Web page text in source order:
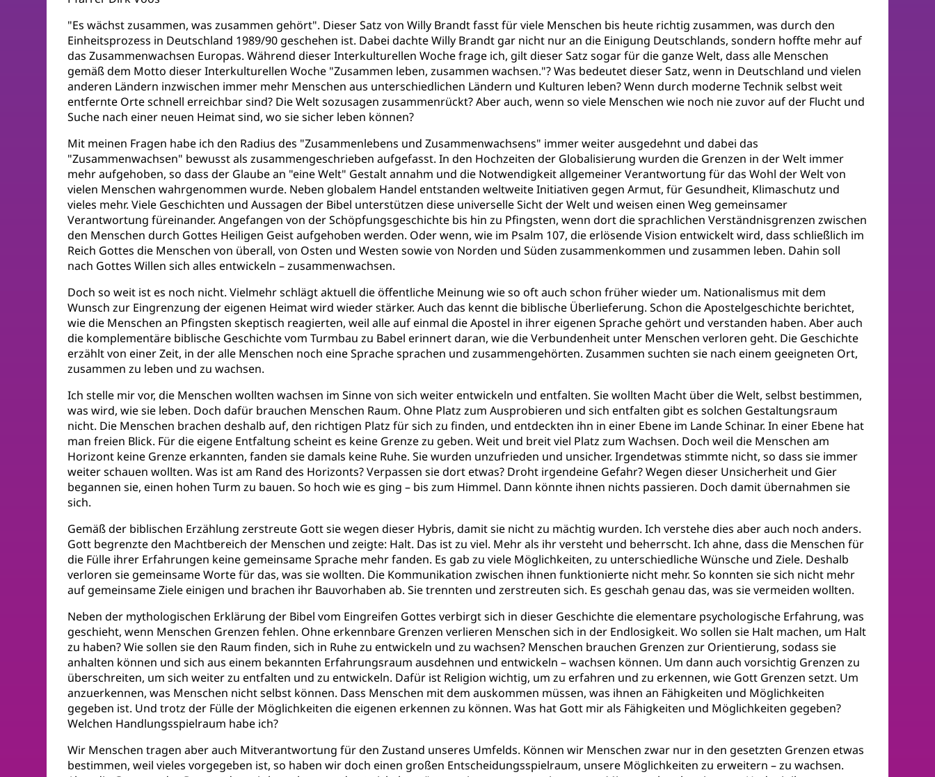
"Es wächst zusammen, was zusammen gehört". Dieser Satz von Willy Brandt fasst für viele Menschen bis heute richtig zusammen, was durch den
Einheitsprozess in Deutschland 1989/90 geschehen ist. Dabei dachte Willy Brandt gar nicht nur an die Einigung Deutschlands, sondern hoffte mehr auf
das Zusammenwachsen Europas. Während dieser Interkulturellen Woche frage ich, gilt dieser Satz sogar für die ganze Welt, dass alle Menschen
gemäß dem Motto dieser Interkulturellen Woche "Zusammen leben, zusammen wachsen."? Was bedeutet dieser Satz, wenn in Deutschland und vielen
anderen Ländern inzwischen immer mehr Menschen aus unterschiedlichen Ländern und Kulturen leben? Wenn durch moderne Technik selbst weit
entfernte Orte schnell erreichbar sind? Die Welt sozusagen zusammenrückt? Aber auch, wenn so viele Menschen wie noch nie zuvor auf der Flucht und
Suche nach einer neuen Heimat sind, wo sie sicher leben können?
Mit meinen Fragen habe ich den Radius des "Zusammenlebens und Zusammenwachsens" immer weiter ausgedehnt und dabei das
"Zusammenwachsen" bewusst als zusammengeschrieben aufgefasst. In den Hochzeiten der Globalisierung wurden die Grenzen in der Welt immer
mehr aufgehoben, so dass der Glaube an "eine Welt" Gestalt annahm und die Notwendigkeit allgemeiner Verantwortung für das Wohl der Welt von
vielen Menschen wahrgenommen wurde. Neben globalem Handel entstanden weltweite Initiativen gegen Armut, für Gesundheit, Klimaschutz und
vieles mehr. Viele Geschichten und Aussagen der Bibel unterstützen diese universelle Sicht der Welt und weisen einen Weg gemeinsamer
Verantwortung füreinander. Angefangen von der Schöpfungsgeschichte bis hin zu Pfingsten, wenn dort die sprachlichen Verständnisgrenzen zwischen
den Menschen durch Gottes Heiligen Geist aufgehoben werden. Oder wenn, wie im Psalm 107, die erlösende Vision entwickelt wird, dass schließlich im
Reich Gottes die Menschen von überall, von Osten und Westen sowie von Norden und Süden zusammenkommen und zusammen leben. Dahin soll
nach Gottes Willen sich alles entwickeln – zusammenwachsen.
Doch so weit ist es noch nicht. Vielmehr schlägt aktuell die öffentliche Meinung wie so oft auch schon früher wieder um. Nationalismus mit dem
Wunsch zur Eingrenzung der eigenen Heimat wird wieder stärker. Auch das kennt die biblische Überlieferung. Schon die Apostelgeschichte berichtet,
wie die Menschen an Pfingsten skeptisch reagierten, weil alle auf einmal die Apostel in ihrer eigenen Sprache gehört und verstanden haben. Aber auch
die komplementäre biblische Geschichte vom Turmbau zu Babel erinnert daran, wie die Verbundenheit unter Menschen verloren geht. Die Geschichte
erzählt von einer Zeit, in der alle Menschen noch eine Sprache sprachen und zusammengehörten. Zusammen suchten sie nach einem geeigneten Ort,
zusammen zu leben und zu wachsen.
Ich stelle mir vor, die Menschen wollten wachsen im Sinne von sich weiter entwickeln und entfalten. Sie wollten Macht über die Welt, selbst bestimmen,
was wird, wie sie leben. Doch dafür brauchen Menschen Raum. Ohne Platz zum Ausprobieren und sich entfalten gibt es solchen Gestaltungsraum
nicht. Die Menschen brachen deshalb auf, den richtigen Platz für sich zu finden, und entdeckten ihn in einer Ebene im Lande Schinar. In einer Ebene hat
man freien Blick. Für die eigene Entfaltung scheint es keine Grenze zu geben. Weit und breit viel Platz zum Wachsen. Doch weil die Menschen am
Horizont keine Grenze erkannten, fanden sie damals keine Ruhe. Sie wurden unzufrieden und unsicher. Irgendetwas stimmte nicht, so dass sie immer
weiter schauen wollten. Was ist am Rand des Horizonts? Verpassen sie dort etwas? Droht irgendeine Gefahr? Wegen dieser Unsicherheit und Gier
begannen sie, einen hohen Turm zu bauen. So hoch wie es ging – bis zum Himmel. Dann könnte ihnen nichts passieren. Doch damit übernahmen sie
sich.
Gemäß der biblischen Erzählung zerstreute Gott sie wegen dieser Hybris, damit sie nicht zu mächtig wurden. Ich verstehe dies aber auch noch anders.
Gott begrenzte den Machtbereich der Menschen und zeigte: Halt. Das ist zu viel. Mehr als ihr versteht und beherrscht. Ich ahne, dass die Menschen für
die Fülle ihrer Erfahrungen keine gemeinsame Sprache mehr fanden. Es gab zu viele Möglichkeiten, zu unterschiedliche Wünsche und Ziele. Deshalb
verloren sie gemeinsame Worte für das, was sie wollten. Die Kommunikation zwischen ihnen funktionierte nicht mehr. So konnten sie sich nicht mehr
auf gemeinsame Ziele einigen und brachen ihr Bauvorhaben ab. Sie trennten und zerstreuten sich. Es geschah genau das, was sie vermeiden wollten.
Neben der mythologischen Erklärung der Bibel vom Eingreifen Gottes verbirgt sich in dieser Geschichte die elementare psychologische Erfahrung, was
geschieht, wenn Menschen Grenzen fehlen. Ohne erkennbare Grenzen verlieren Menschen sich in der Endlosigkeit. Wo sollen sie Halt machen, um Halt
zu haben? Wie sollen sie den Raum finden, sich in Ruhe zu entwickeln und zu wachsen? Menschen brauchen Grenzen zur Orientierung, sodass sie
anhalten können und sich aus einem bekannten Erfahrungsraum ausdehnen und entwickeln – wachsen können. Um dann auch vorsichtig Grenzen zu
überschreiten, um sich weiter zu entfalten und zu entwickeln. Dafür ist Religion wichtig, um zu erfahren und zu erkennen, wie Gott Grenzen setzt. Um
anzuerkennen, was Menschen nicht selbst können. Dass Menschen mit dem auskommen müssen, was ihnen an Fähigkeiten und Möglichkeiten
gegeben ist. Und trotz der Fülle der Möglichkeiten die eigenen erkennen zu können. Was hat Gott mir als Fähigkeiten und Möglichkeiten gegeben?
Welchen Handlungsspielraum habe ich?
Wir Menschen tragen aber auch Mitverantwortung für den Zustand unseres Umfelds. Können wir Menschen zwar nur in den gesetzten Grenzen etwas
bestimmen, weil vieles vorgegeben ist, so haben wir doch einen großen Entscheidungsspielraum, unsere Möglichkeiten zu erweitern – zu wachsen.